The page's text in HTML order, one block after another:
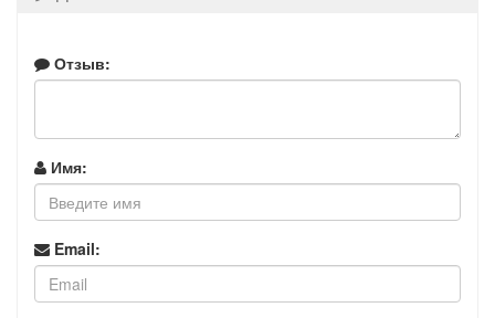
Отзыв:
Имя:
Email: